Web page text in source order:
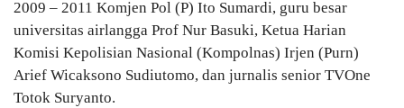
2009 – 2011 Komjen Pol (P) Ito Sumardi, guru besar
universitas airlangga Prof Nur Basuki, Ketua Harian
Komisi Kepolisian Nasional (Kompolnas) Irjen (Purn)
Arief Wicaksono Sudiutomo, dan jurnalis senior TVOne
Totok Suryanto.